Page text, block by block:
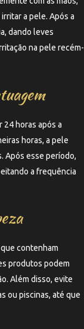
a pele. Após a
dando leves
na pele recém-
24 horas após a
horas, a pele
Após esse período,
a frequência
contenham
produtos podem
Além disso, evite
ou piscinas, até que